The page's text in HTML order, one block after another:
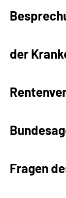
Über uns &
Language
der
Fragen